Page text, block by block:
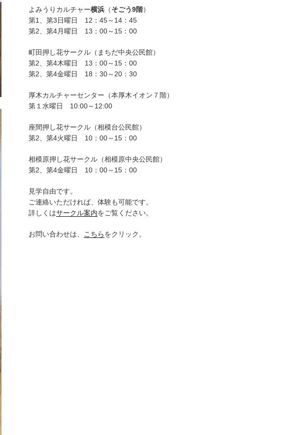
よみうりカルチャー横浜（そごう9階）
第1、第3日曜日 12：45～14：45
第2、第4月曜日 13：00～15：00
町田押し花サークル（まちだ中央公民館）
第2、第4木曜日 13：00～15：00
第2、第4金曜日 18：30～20：30
厚木カルチャーセンター（本厚木イオン７階）
第１水曜日 10:00～12:00
座間押し花サークル（相模台公民館）
第2、第4火曜日 10：00～15：00
相模原押し花サークル（相模原中央公民館）
第2、第4金曜日 10：00～15：00
見学自由です。
ご連絡いただければ、体験も可能です。
詳しくはサークル案内をご覧ください。
お問い合わせは、 こちらをクリック。